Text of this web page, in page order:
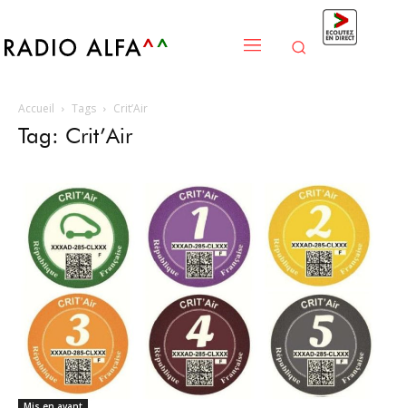
Accueil Tags Crit’Air
Tag: Crit’Air